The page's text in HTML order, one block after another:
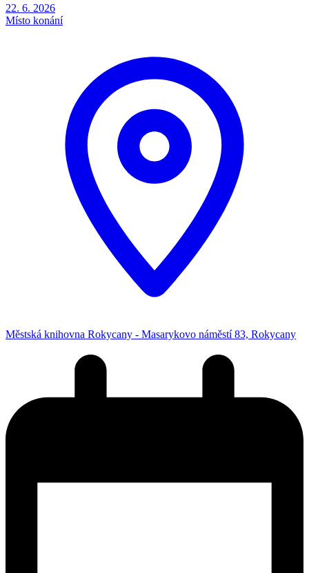
22. 6. 2026
Místo konání
Městská knihovna Rokycany - Masarykovo náměstí 83, Rokycany